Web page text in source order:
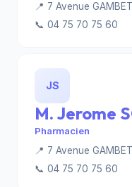
📍 7 Avenue
📞 04 75 70 75 60
JS
M. Jerome
Pharmacien
📍 7 Avenue
📞 04 75 70 75 60